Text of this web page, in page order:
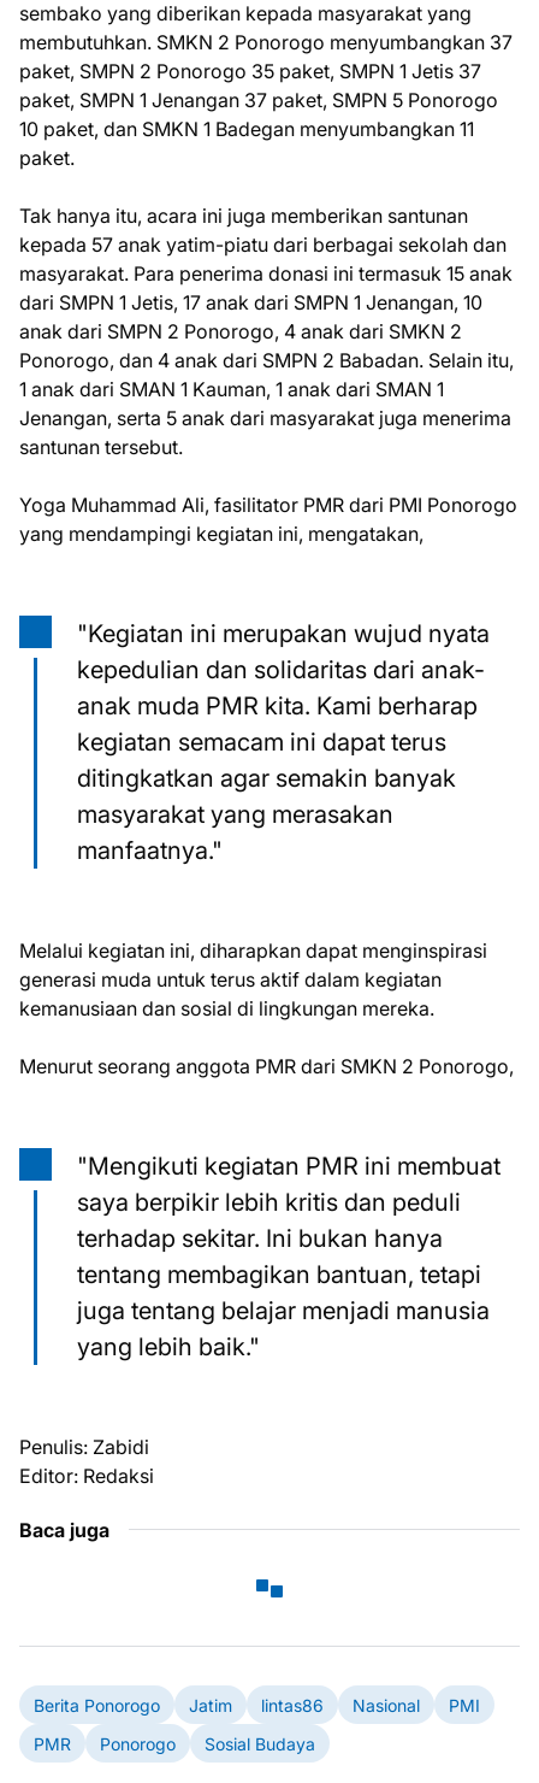
sembako yang diberikan kepada masyarakat yang
membutuhkan. SMKN 2 Ponorogo menyumbangkan 37
paket, SMPN 2 Ponorogo 35 paket, SMPN 1 Jetis 37
paket, SMPN 1 Jenangan 37 paket, SMPN 5 Ponorogo
10 paket, dan SMKN 1 Badegan menyumbangkan 11
paket.
Tak hanya itu, acara ini juga memberikan santunan
kepada 57 anak yatim-piatu dari berbagai sekolah dan
masyarakat. Para penerima donasi ini termasuk 15 anak
dari SMPN 1 Jetis, 17 anak dari SMPN 1 Jenangan, 10
anak dari SMPN 2 Ponorogo, 4 anak dari SMKN 2
Ponorogo, dan 4 anak dari SMPN 2 Babadan. Selain itu,
1 anak dari SMAN 1 Kauman, 1 anak dari SMAN 1
Jenangan, serta 5 anak dari masyarakat juga menerima
santunan tersebut.
Yoga Muhammad Ali, fasilitator PMR dari PMI Ponorogo
yang mendampingi kegiatan ini, mengatakan,
"Kegiatan ini merupakan wujud nyata
kepedulian dan solidaritas dari anak-
anak muda PMR kita. Kami berharap
kegiatan semacam ini dapat terus
ditingkatkan agar semakin banyak
masyarakat yang merasakan
manfaatnya."
Melalui kegiatan ini, diharapkan dapat menginspirasi
generasi muda untuk terus aktif dalam kegiatan
kemanusiaan dan sosial di lingkungan mereka.
Menurut seorang anggota PMR dari SMKN 2 Ponorogo,
"Mengikuti kegiatan PMR ini membuat
saya berpikir lebih kritis dan peduli
terhadap sekitar. Ini bukan hanya
tentang membagikan bantuan, tetapi
juga tentang belajar menjadi manusia
yang lebih baik."
Penulis: Zabidi
Editor: Redaksi
Baca juga
Berita Ponorogo Jatim lintas86 Nasional
PMI
PMR
Ponorogo Sosial Budaya